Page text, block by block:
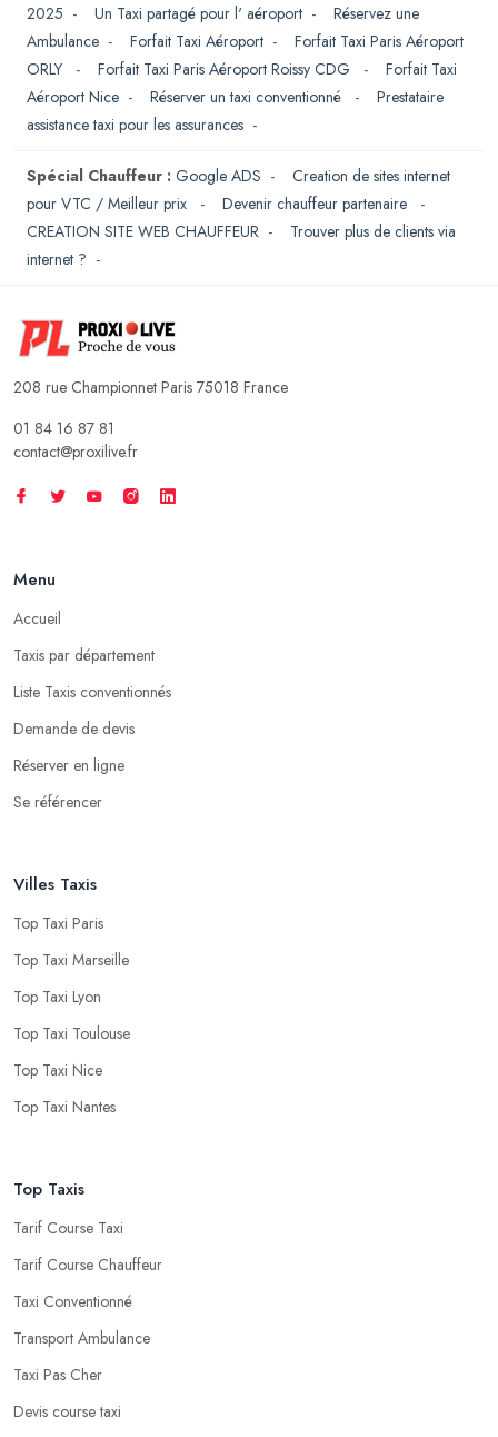
2025 - Un Taxi partagé pour l' aéroport - Réservez une
Ambulance - Forfait Taxi Aéroport - Forfait Taxi Paris Aéroport
ORLY
- Forfait Taxi Paris Aéroport Roissy CDG - Forfait Taxi
Aéroport Nice - Réserver un taxi conventionné - Prestataire
assistance taxi pour les assurances -
Spécial Chauffeur : Google ADS - Creation de sites internet
pour VTC / Meilleur prix
- Devenir chauffeur partenaire
-
CREATION SITE WEB CHAUFFEUR - Trouver plus de clients via
internet ? -
208 rue Championnet Paris 75018 France
01 84 16 87 81
contact@proxilive.fr
Menu
Accueil
Taxis par département
Liste Taxis conventionnés
Demande de devis
Réserver en ligne
Se référencer
Villes Taxis
Top Taxi Paris
Top Taxi Marseille
Top Taxi Lyon
Top Taxi Toulouse
Top Taxi Nice
Top Taxi Nantes
Top Taxis
Tarif Course Taxi
Tarif Course Chauffeur
Taxi Conventionné
Transport Ambulance
Taxi Pas Cher
Devis course taxi